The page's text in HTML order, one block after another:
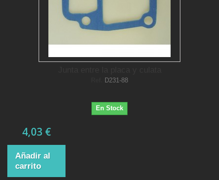
D231-88
En Stock
4,03 €
Añadir al
carrito